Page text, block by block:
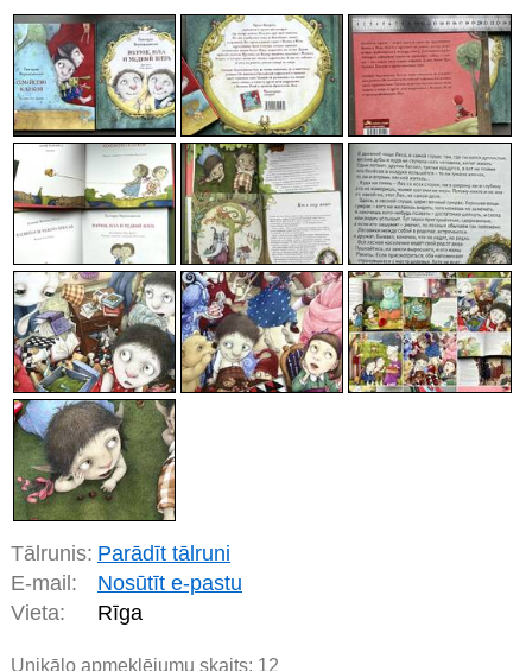
Tālrunis: Parādīt tālruni
E-mail:
Nosūtīt e-pastu
Vieta:
Rīga
Unikālo apmeklējumu skaits: 12